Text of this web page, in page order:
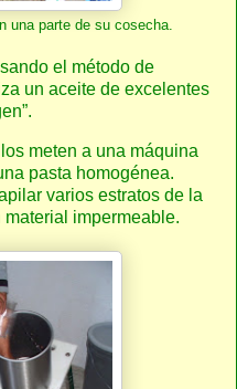
una parte de su cosecha.
el método de
un aceite de excelentes
meten a una máquina
pasta homogénea.
varios estratos de la
impermeable.